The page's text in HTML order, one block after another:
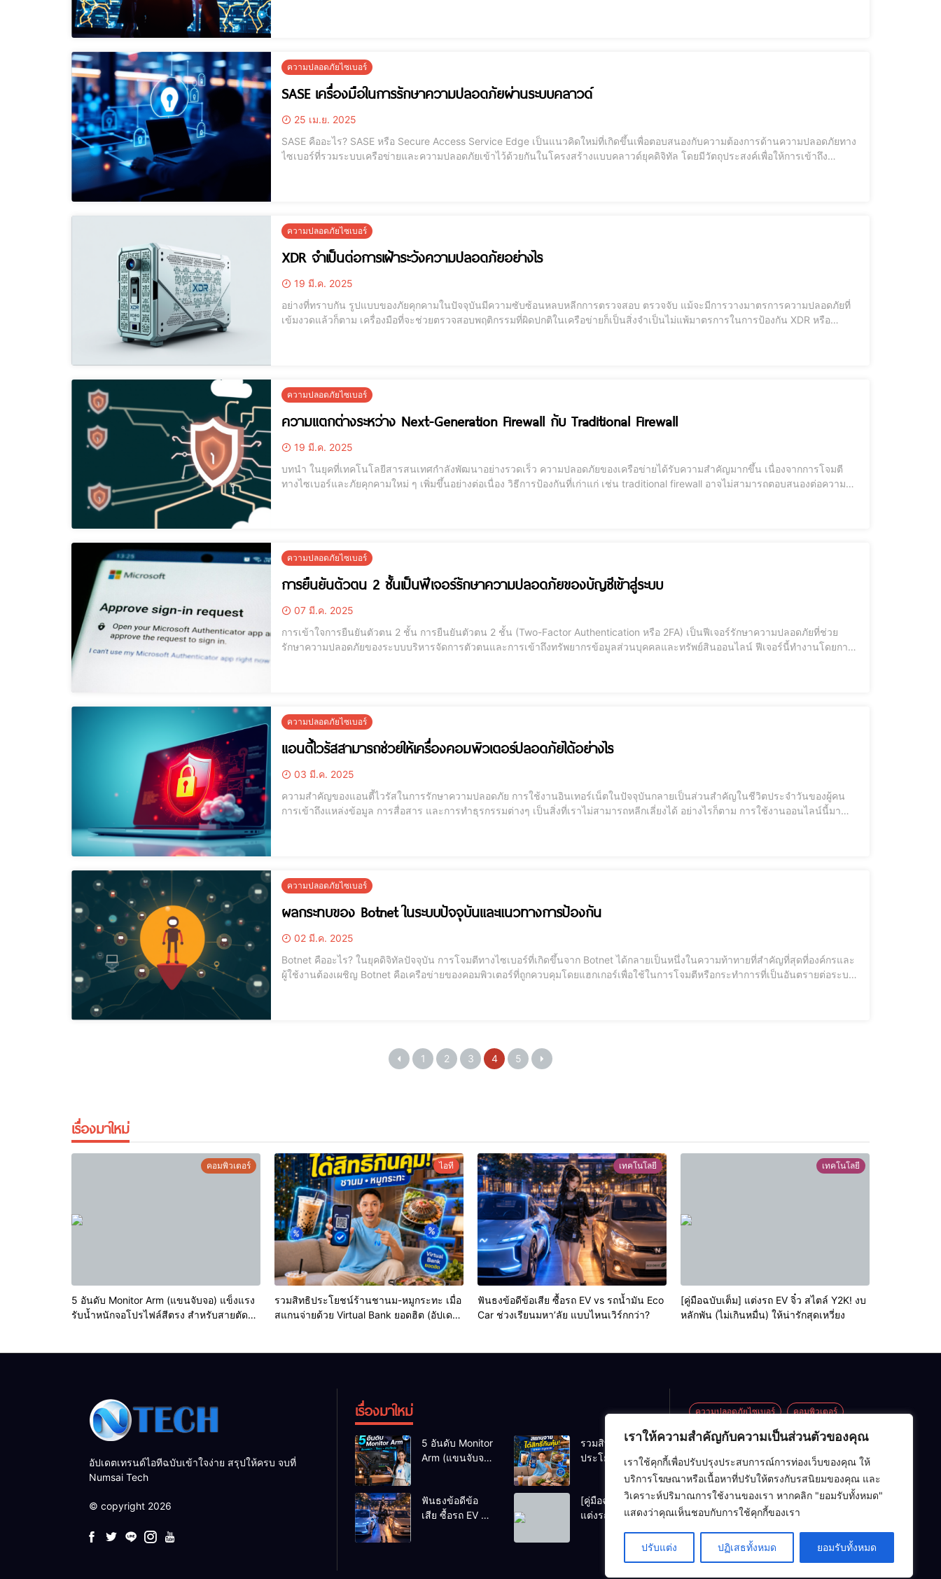
เราให้ความสำคัญกับความเป็นส่วนตัวของคุณ
เราใช้คุกกี้เพื่อปรับปรุงประสบการณ์การท่องเว็บของคุณ ให้
บริการโฆษณาหรือเนื้อหาที่ปรับให้ตรงกับรสนิยมของคุณ และ
วิเคราะห์ปริมาณการใช้งานของเรา หากคลิก "ยอมรับทั้งหมด"
แสดงว่าคุณเห็นชอบกับการใช้คุกกี้ของเรา
ปรับแต่ง ปฏิเสธทั้งหมด ยอมรับทั้งหมด
ความปลอดภัยไซเบอร์
SASE เครื่องมือในการรักษาความปลอดภัยผ่านระบบคลาวด์
25 เม.ย. 2025
SASE คืออะไร? SASE หรือ Secure Access Service Edge เป็นแนวคิดใหม่ที่เกิดขึ้นเพื่อตอบสนองกับความต้องการด้านความปลอดภัยทาง
ไซเบอร์ที่รวมระบบเครือข่ายและความปลอดภัยเข้าไว้ด้วยกันในโครงสร้างแบบคลาวด์ยุคดิจิทัล โดยมีวัตถุประสงค์เพื่อให้การเข้าถึง
ความปลอดภัยไซเบอร์
XDR จำเป็นต่อการเฝ้าระวังความปลอดภัยอย่างไร
19 มี.ค. 2025
อย่างที่ทราบกัน รูปแบบของภัยคุกคามในปัจจุบันมีความซับซ้อนหลบหลีกการตรวจสอบ ตรวจจับ แม้จะมีการวางมาตรการความปลอดภัยที่
เข้มงวดแล้วก็ตาม เครื่องมือที่จะช่วยตรวจสอบพฤติกรรมที่ผิดปกติในเครือข่ายก็เป็นสิ่งจำเป็นไม่แพ้มาตรการในการป้องกัน XDR หรือ
ความปลอดภัยไซเบอร์
ความแตกต่างระหว่าง Next-Generation Firewall กับ Traditional Firewall
19 มี.ค. 2025
บทนำ ในยุคที่เทคโนโลยีสารสนเทศกำลังพัฒนาอย่างรวดเร็ว ความปลอดภัยของเครือข่ายได้รับความสำคัญมากขึ้น เนื่องจากการโจมตี
ทางไซเบอร์และภัยคุกคามใหม่ ๆ เพิ่มขึ้นอย่างต่อเนื่อง วิธีการป้องกันที่เก่าแก่ เช่น traditional firewall อาจไม่สามารถตอบสนองต่อความ
ความปลอดภัยไซเบอร์
การยืนยันตัวตน 2 ชั้นเป็นฟีเจอร์รักษาความปลอดภัยของบัญชีเข้าสู่ระบบ
07 มี.ค. 2025
การเข้าใจการยืนยันตัวตน 2 ชั้น การยืนยันตัวตน 2 ชั้น (Two-Factor Authentication หรือ 2FA) เป็นฟีเจอร์รักษาความปลอดภัยที่ช่วย
รักษาความปลอดภัยของระบบบริหารจัดการตัวตนและการเข้าถึงทรัพยากรข้อมูลส่วนบุคคลและทรัพย์สินออนไลน์ ฟีเจอร์นี้ทำงานโดยการก
ความปลอดภัยไซเบอร์
แอนตี้ไวรัสสามารถช่วยให้เครื่องคอมพิวเตอร์ปลอดภัยได้อย่างไร
03 มี.ค. 2025
ความสำคัญของแอนตี้ไวรัสในการรักษาความปลอดภัย การใช้งานอินเทอร์เน็ตในปัจจุบันกลายเป็นส่วนสำคัญในชีวิตประจำวันของผู้คน
การเข้าถึงแหล่งข้อมูล การสื่อสาร และการทำธุรกรรมต่างๆ เป็นสิ่งที่เราไม่สามารถหลีกเลี่ยงได้ อย่างไรก็ตาม การใช้งานออนไลน์นี้มา
ความปลอดภัยไซเบอร์
ผลกระทบของ Botnet ในระบบปัจจุบันและแนวทางการป้องกัน
02 มี.ค. 2025
Botnet คืออะไร? ในยุคดิจิทัลปัจจุบัน การโจมตีทางไซเบอร์ที่เกิดขึ้นจาก Botnet ได้กลายเป็นหนึ่งในความท้าทายที่สำคัญที่สุดที่องค์กรและ
ผู้ใช้งานต้องเผชิญ Botnet คือเครือข่ายของคอมพิวเตอร์ที่ถูกควบคุมโดยแฮกเกอร์เพื่อใช้ในการโจมตีหรือกระทำการที่เป็นอันตรายต่อระบบ
1 2 3 4 5
เรื่องมาใหม่
คอมพิวเตอร์
5 อันดับ Monitor Arm (แขนจับจอ) แข็งแรง
รับน้ำหนักจอโปรไฟล์สีตรง สำหรับสายตัดต่อ
ไอที
รวมสิทธิประโยชน์ร้านชานม-หมูกระทะ เมื่อ
สแกนจ่ายด้วย Virtual Bank ยอดฮิต (อัปเดต
เทคโนโลยี
ฟันธงข้อดีข้อเสีย ซื้อรถ EV vs รถน้ำมัน Eco
Car ช่วงเรียนมหา’ลัย แบบไหนเวิร์กกว่า?
เทคโนโลยี
[คู่มือฉบับเต็ม] แต่งรถ EV จิ๋ว สไตล์ Y2K! งบ
หลักพัน (ไม่เกินหมื่น) ให้น่ารักสุดเหวี่ยง
อัปเดตเทรนด์ไอทีฉบับเข้าใจง่าย สรุปให้ครบ จบที่
Numsai Tech
© copyright 2026
เรื่องมาใหม่
5 อันดับ Monitor
Arm (แขนจับจอ)
สีตรง สำหรับ
สายตัดต่อวิดีโอที่
รวมสิทธิ
ประโยชน์ร้าน
ชานม-หมูกระทะ
ด้วย Virtual
Bank ยอดฮิต
(อัปเดตล่าสุด)
ฟันธงข้อดีข้อ
เสีย ซื้อรถ EV vs
[คู่มือฉบับเต็ม]
แต่งรถ EV จิ๋ว
สไตล์ Y2K! งบ
หลักพัน (ไม่เกิน
หมื่น) ให้น่ารัก
สุดเหวี่ยง
ความปลอดภัยไซเบอร์ คอมพิวเตอร์
ซอฟต์แวร์ ปัญญาประดิษฐ์ (AI)
อาร์ดแวร์ เครือข่ายคอมพิวเตอร์